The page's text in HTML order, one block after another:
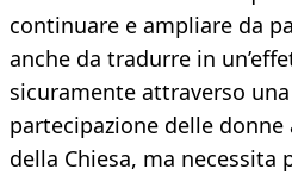
continuare e ampliare da
anche da tradurre in
sicuramente attraverso
partecipazione delle
della Chiesa, ma necessita